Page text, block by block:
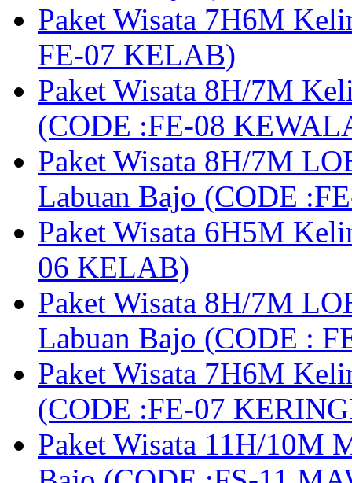
Paket Wisata 7H6M
FE-07 KELAB)
Paket Wisata 8H/7M
(CODE :FE-08
Paket Wisata 8H/7M
Labuan Bajo (CODE
Paket Wisata 6H5M
06 KELAB)
Paket Wisata 8H/7M
Labuan Bajo (CODE :
Paket Wisata 7H6M
(CODE :FE-07
Paket Wisata 11H/10M